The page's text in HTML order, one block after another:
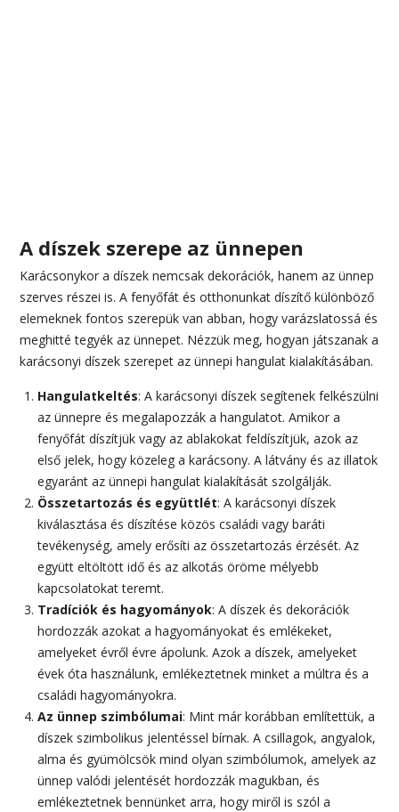
A díszek szerepe az ünnepen
Karácsonykor a díszek nemcsak dekorációk, hanem az ünnep
szerves részei is. A fenyőfát és otthonunkat díszítő különböző
elemeknek fontos szerepük van abban, hogy varázslatossá és
meghitté tegyék az ünnepet. Nézzük meg, hogyan játszanak a
karácsonyi díszek szerepet az ünnepi hangulat kialakításában.
Hangulatkeltés: A karácsonyi díszek segítenek felkészülni
az ünnepre és megalapozzák a hangulatot. Amikor a
fenyőfát díszítjük vagy az ablakokat feldíszítjük, azok az
első jelek, hogy közeleg a karácsony. A látvány és az illatok
egyaránt az ünnepi hangulat kialakítását szolgálják.
Összetartozás és együttlét: A karácsonyi díszek
kiválasztása és díszítése közös családi vagy baráti
tevékenység, amely erősíti az összetartozás érzését. Az
együtt eltöltött idő és az alkotás öröme mélyebb
kapcsolatokat teremt.
Tradíciók és hagyományok: A díszek és dekorációk
hordozzák azokat a hagyományokat és emlékeket,
amelyeket évről évre ápolunk. Azok a díszek, amelyeket
évek óta használunk, emlékeztetnek minket a múltra és a
családi hagyományokra.
Az ünnep szimbólumai: Mint már korábban említettük, a
díszek szimbolikus jelentéssel bírnak. A csillagok, angyalok,
alma és gyümölcsök mind olyan szimbólumok, amelyek az
ünnep valódi jelentését hordozzák magukban, és
emlékeztetnek bennünket arra, hogy miről is szól a